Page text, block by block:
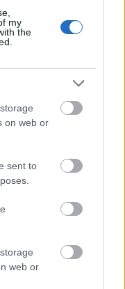
my
the
on web or
sent to
web or
zenélt, Jay-Z a
Timberlake-kel, a
elő a
két fia,
Rihanna, Sting
a tavaly elhunyt
Adam Yauchról is
a Mumford &
Shakesből illetve
Barker, LL Cool